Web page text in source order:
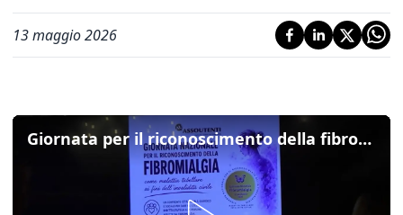
13 maggio 2026
Giornata per il riconoscimento della fibromialgia, "e' una malattia invalidante"